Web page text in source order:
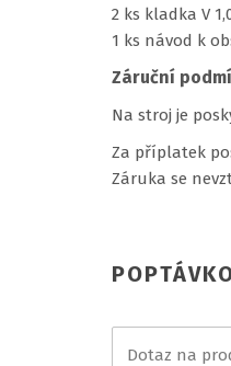
2 ks kladka V
1 ks návod k
Záruční
Na stroj je
Za příplatek
Záruka se